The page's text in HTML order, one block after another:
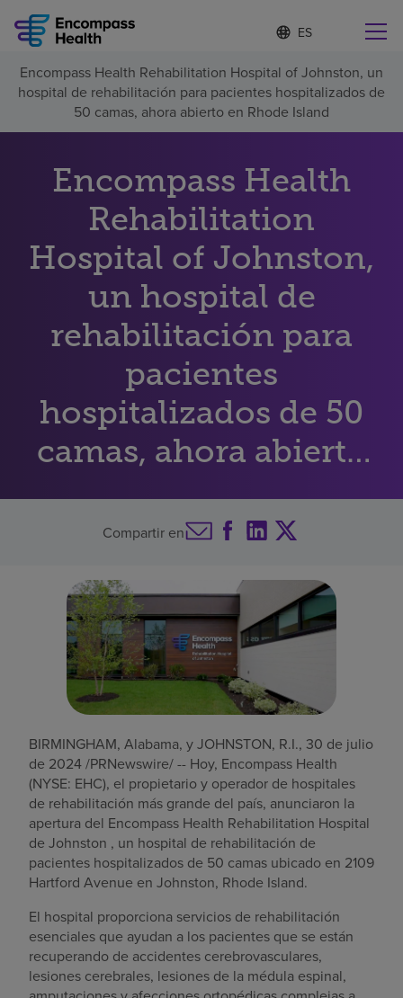
Lista
de
idiomas
contraída
d
o
m
a
e
c
c
i
n
d
Encuentre una localidad cerca de usted
Por qué debe elegirnos
Servicios de rehabilitación
Pacientes y cuidadores
Recursos de salud
Acerca de nosotros
Buscar un centro
Inversores
Encompass Health Rehabilitation Hospital of Johnston, un
hospital de rehabilitación para pacientes hospitalizados de
50 camas, ahora abierto en Rhode Island
Encompass Health
Rehabilitation
Hospital of Johnston,
un hospital de
rehabilitación para
pacientes
hospitalizados de 50
camas, ahora abierto
en Rhode Island
Compartir en
BIRMINGHAM, Alabama, yJOHNSTON, R.I., 30 de julio
de 2024/PRNewswire/ -- Hoy, Encompass Health
(NYSE: EHC), el propietario y operador de hospitales
de rehabilitación más grande del país, anunciaron la
apertura del Encompass Health Rehabilitation Hospital
de Johnston , un hospital de rehabilitación de
pacientes hospitalizados de 50 camas ubicado en 2109
Hartford Avenue en Johnston, Rhode Island.
El hospital proporciona servicios de rehabilitación
esenciales que ayudan a los pacientes que se están
recuperando de accidentes cerebrovasculares,
lesiones cerebrales, lesiones de la médula espinal,